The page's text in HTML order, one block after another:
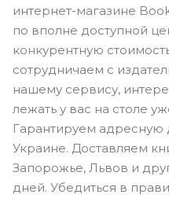
интернет-магазине
по вполне доступной
конкурентную
сотрудничаем с
нашему сервису,
лежать у вас на столе
Гарантируем адресную
Украине. Доставляем
Запорожье, Львов и
дней. Убедиться в